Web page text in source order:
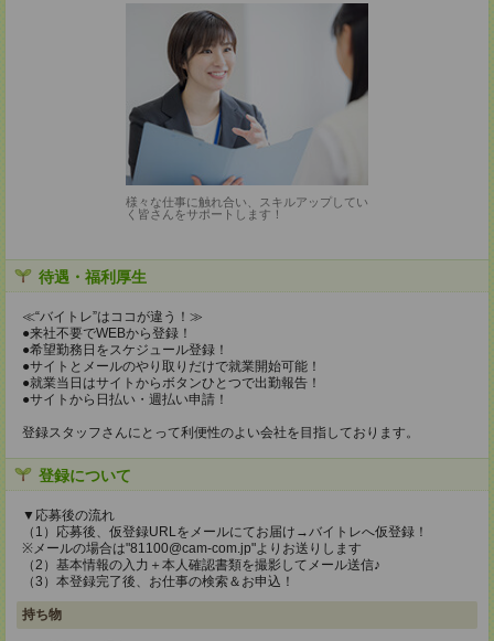
様々な仕事に触れ合い、スキルアップしてい
く皆さんをサポートします！
待遇・福利厚生
≪“バイトレ”はココが違う！≫
●来社不要でWEBから登録！
●希望勤務日をスケジュール登録！
●サイトとメールのやり取りだけで就業開始可能！
●就業当日はサイトからボタンひとつで出勤報告！
●サイトから日払い・週払い申請！
登録スタッフさんにとって利便性のよい会社を目指しております。
登録について
▼応募後の流れ
（1）応募後、仮登録URLをメールにてお届け→バイトレへ仮登録！
※メールの場合は"81100@cam-com.jp"よりお送りします
（2）基本情報の入力＋本人確認書類を撮影してメール送信♪
（3）本登録完了後、お仕事の検索＆お申込！
持ち物